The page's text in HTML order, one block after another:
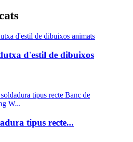
d'estil de dibuixos
tipus recte...